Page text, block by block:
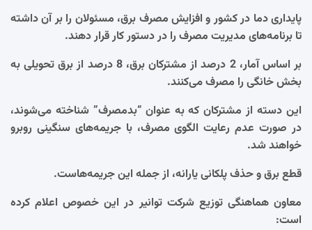
پایداری دما در کشور و افزایش مصرف برق، مسئولان را بر آن داشته
تا برنامه‌های مدیریت مصرف را در دستور کار قرار دهند.
بر اساس آمار، 2 درصد از مشترکان برق، 8 درصد از برق تحویلی به
بخش خانگی را مصرف می‌کنند.
این دسته از مشترکان که به عنوان “بدمصرف” شناخته می‌شوند،
در صورت عدم رعایت الگوی مصرف، با جریمه‌های سنگینی روبرو
خواهند شد.
قطع برق و حذف پلکانی یارانه، از جمله این جریمه‌هاست.
معاون هماهنگی توزیع شرکت توانیر در این خصوص اعلام کرده
است: